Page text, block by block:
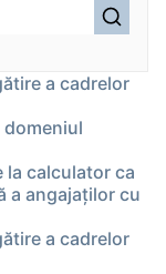
a cadrelor
la calculator ca
a angajaţilor cu
a cadrelor